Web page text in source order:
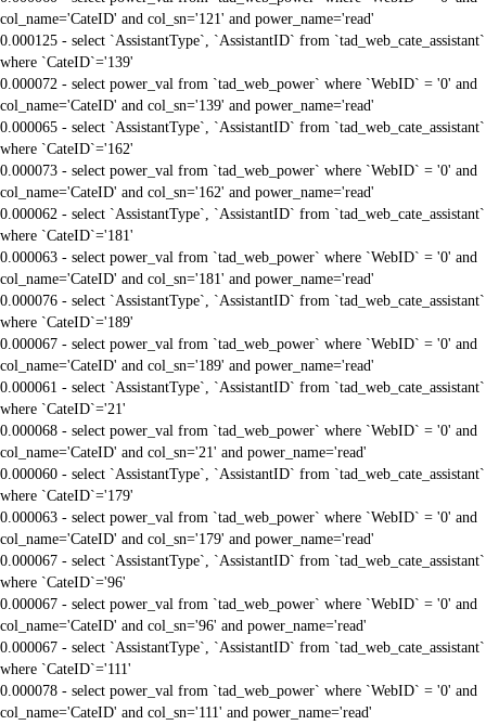
col_name='CateID' and col_sn='121' and power_name='read'
0.000125 - select `AssistantType`, `AssistantID` from `tad_web_cate_assistant`
where `CateID`='139'
0.000072 - select power_val from `tad_web_power` where `WebID` = '0' and
col_name='CateID' and col_sn='139' and power_name='read'
0.000065 - select `AssistantType`, `AssistantID` from `tad_web_cate_assistant`
where `CateID`='162'
0.000073 - select power_val from `tad_web_power` where `WebID` = '0' and
col_name='CateID' and col_sn='162' and power_name='read'
0.000062 - select `AssistantType`, `AssistantID` from `tad_web_cate_assistant`
where `CateID`='181'
0.000063 - select power_val from `tad_web_power` where `WebID` = '0' and
col_name='CateID' and col_sn='181' and power_name='read'
0.000076 - select `AssistantType`, `AssistantID` from `tad_web_cate_assistant`
where `CateID`='189'
0.000067 - select power_val from `tad_web_power` where `WebID` = '0' and
col_name='CateID' and col_sn='189' and power_name='read'
0.000061 - select `AssistantType`, `AssistantID` from `tad_web_cate_assistant`
where `CateID`='21'
0.000068 - select power_val from `tad_web_power` where `WebID` = '0' and
col_name='CateID' and col_sn='21' and power_name='read'
0.000060 - select `AssistantType`, `AssistantID` from `tad_web_cate_assistant`
where `CateID`='179'
0.000063 - select power_val from `tad_web_power` where `WebID` = '0' and
col_name='CateID' and col_sn='179' and power_name='read'
0.000067 - select `AssistantType`, `AssistantID` from `tad_web_cate_assistant`
where `CateID`='96'
0.000067 - select power_val from `tad_web_power` where `WebID` = '0' and
col_name='CateID' and col_sn='96' and power_name='read'
0.000067 - select `AssistantType`, `AssistantID` from `tad_web_cate_assistant`
where `CateID`='111'
0.000078 - select power_val from `tad_web_power` where `WebID` = '0' and
col_name='CateID' and col_sn='111' and power_name='read'